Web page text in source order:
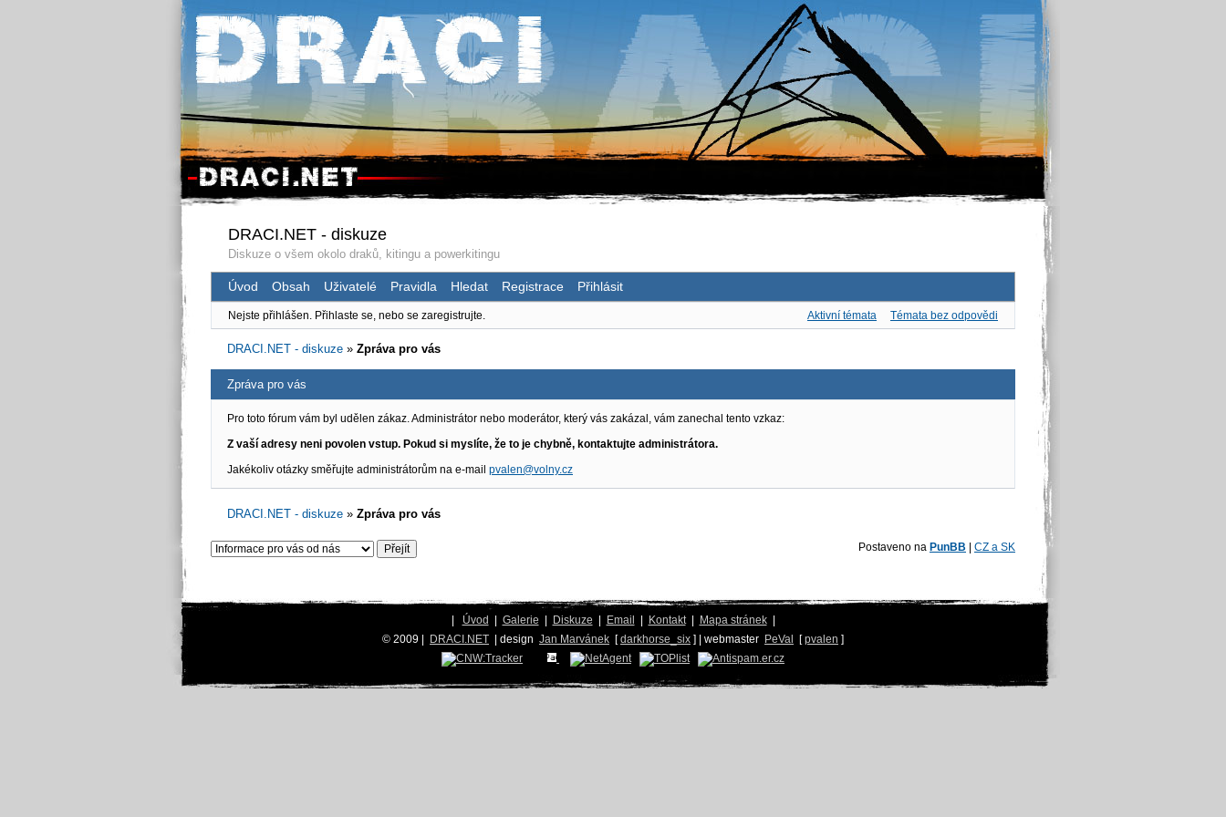
DRACI.NET - diskuze
Diskuze o všem okolo draků, kitingu a powerkitingu
Úvod Obsah Uživatelé Pravidla Hledat Registrace Přihlásit
Nejste přihlášen. Přihlaste se, nebo se zaregistrujte. Aktivní témata Témata bez odpovědi
DRACI.NET - diskuze »Zpráva pro vás
Zpráva pro vás
Pro toto fórum vám byl udělen zákaz. Administrátor nebo moderátor, který vás zakázal, vám zanechal tento vzkaz:
Z vaší adresy neni povolen vstup. Pokud si myslíte, že to je chybně, kontaktujte administrátora.
Jakékoliv otázky směřujte administrátorům na e-mail pvalen@volny.cz
DRACI.NET - diskuze »Zpráva pro vás
Postaveno na PunBB | CZ a SK
| Úvod | Galerie | Diskuze | Email | Kontakt | Mapa stránek |
© 2009 | DRACI.NET | design Jan Marvánek [ darkhorse_six ] | webmaster PeVal [ pvalen ]